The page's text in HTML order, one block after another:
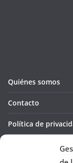
Quiénes somos
Contacto
Política de
Política de cookies